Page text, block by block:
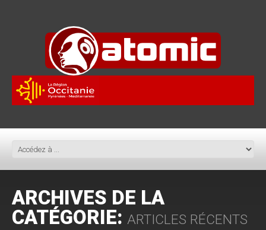
ARCHIVES DE LA
CATÉGORIE: ARTICLES RÉCENTS